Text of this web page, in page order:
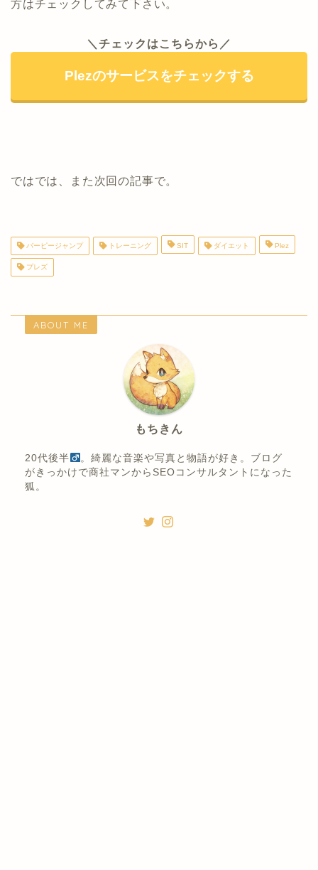
方はチェックしてみて下さい。
＼チェックはこちらから／
Plezのサービスをチェックする
ではでは、また次回の記事で。
バーピージャンプ トレーニング SIT ダイエット Plez
プレズ
ABOUT ME
もちきん
20代後半
。綺麗な音楽や写真と物語が好き。ブログ
がきっかけで商社マンからSEOコンサルタントになった
狐。